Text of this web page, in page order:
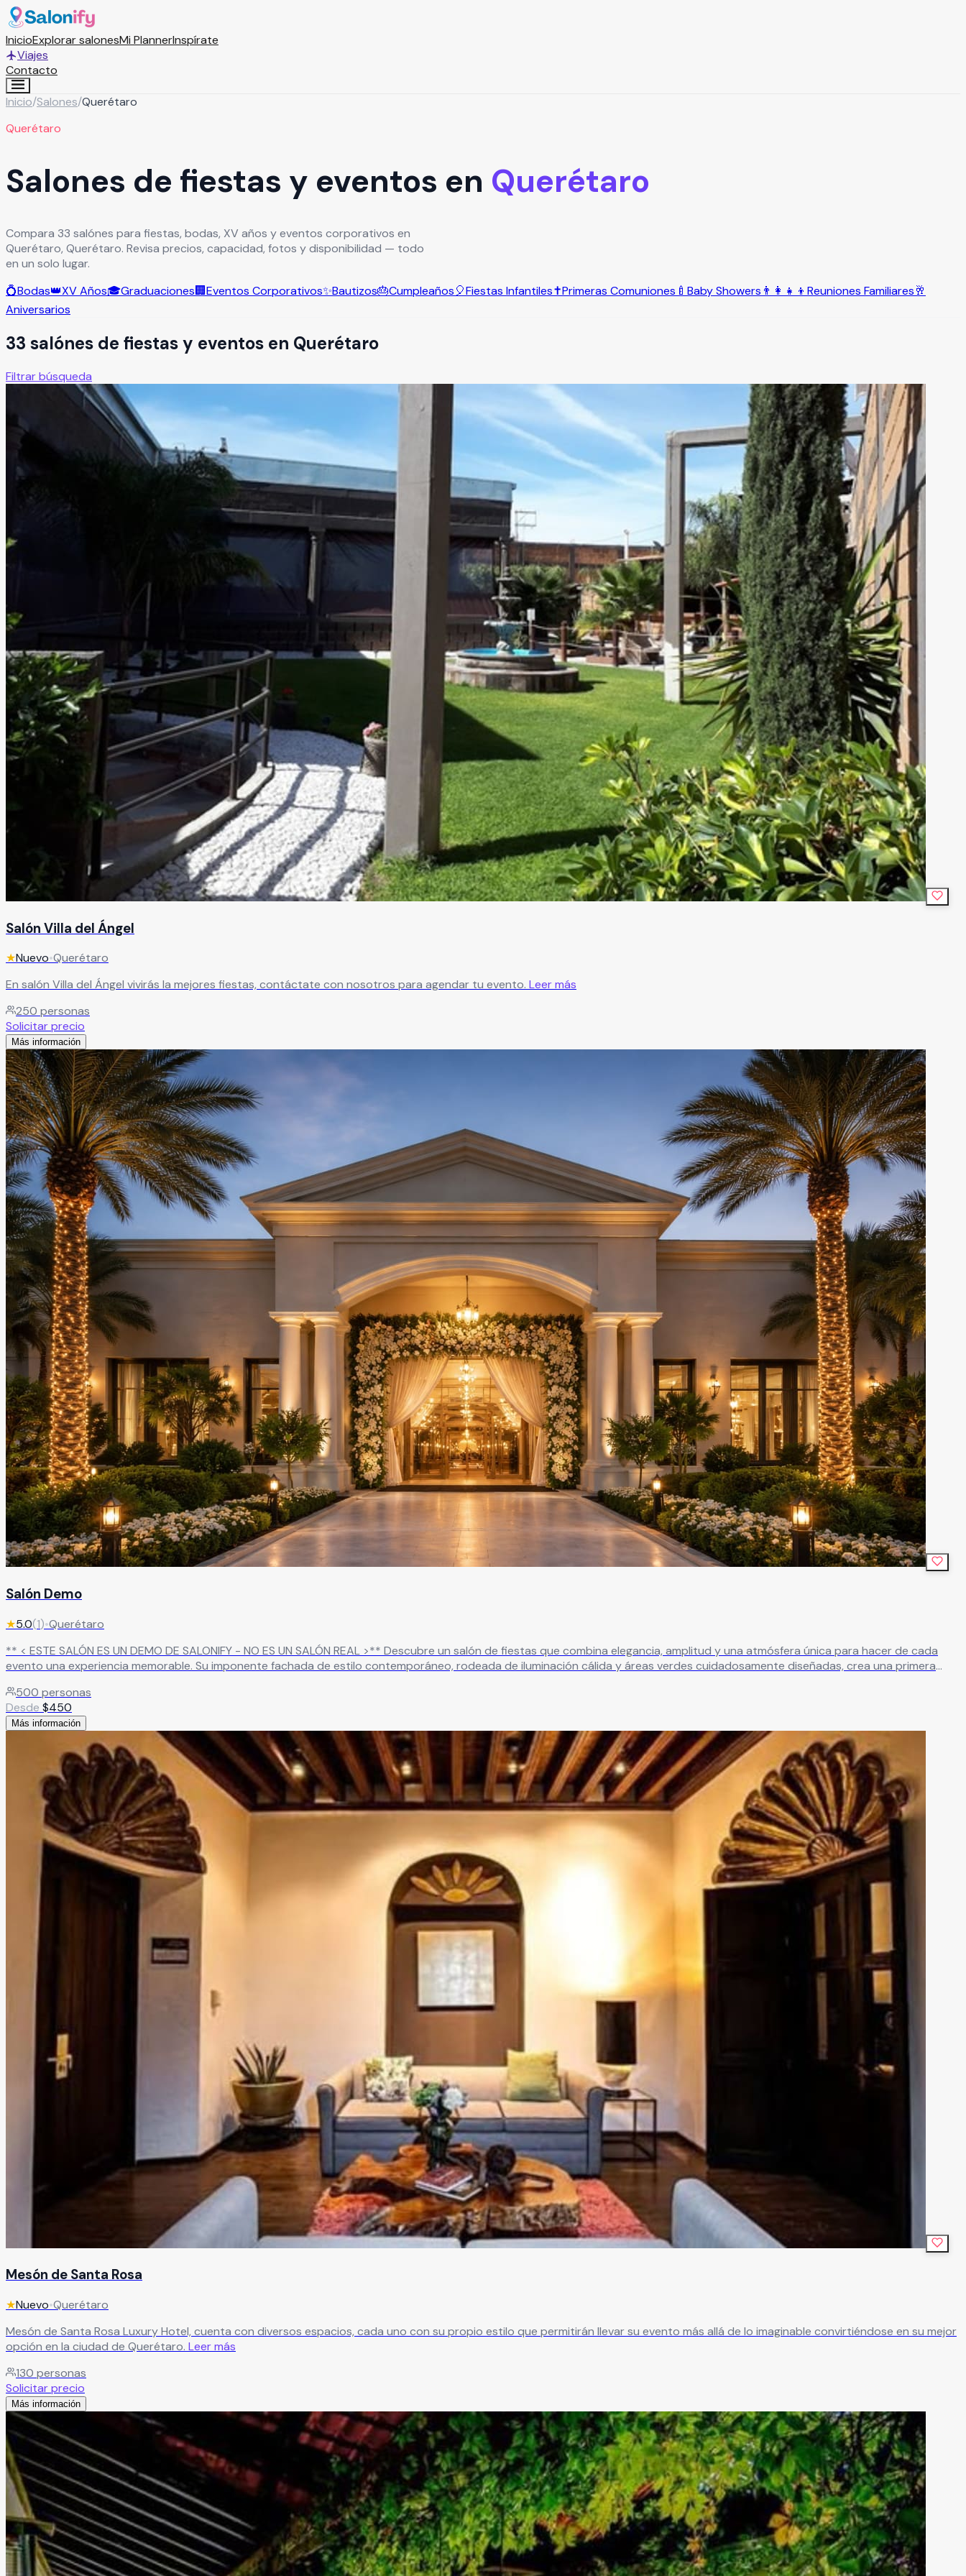
InicioExplorar salonesMi PlannerInspírate
Viajes
Contacto
Inicio/Salones/Querétaro
Querétaro
Salones de fiestas y eventos en Querétaro
Compara 33 salónes para fiestas, bodas, XV años y eventos corporativos en
Querétaro, Querétaro. Revisa precios, capacidad, fotos y disponibilidad — todo
en un solo lugar.
💍Bodas👑XV Años🎓Graduaciones🏢Eventos Corporativos✨Bautizos🎂Cumpleaños🎈Fiestas Infantiles✝️Primeras Comuniones 🍼 Baby Showers 👨‍👩‍👧‍👦 Reuniones Familiares🥂
Aniversarios
33 salónes de fiestas y eventos en Querétaro
Filtrar búsqueda
Salón Villa del Ángel
★Nuevo•Querétaro
En salón Villa del Ángel vivirás la mejores fiestas, contáctate con nosotros para agendar tu evento. Leer más
250 personas
Solicitar precio
Más información
Salón Demo
★5.0(1)•Querétaro
** < ESTE SALÓN ES UN DEMO DE SALONIFY - NO ES UN SALÓN REAL >** Descubre un salón de fiestas que combina elegancia, amplitud y una atmósfera única para hacer de cada
evento una experiencia memorable. Su imponente fachada de estilo contemporáneo, rodeada de iluminación cálida y áreas verdes cuidadosamente diseñadas, crea una primera
500 personas
Desde $450
Más información
Mesón de Santa Rosa
★Nuevo•Querétaro
Mesón de Santa Rosa Luxury Hotel, cuenta con diversos espacios, cada uno con su propio estilo que permitirán llevar su evento más allá de lo imaginable convirtiéndose en su mejor
opción en la ciudad de Querétaro. Leer más
130 personas
Solicitar precio
Más información